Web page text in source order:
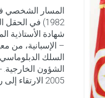
المسار الشخصي
شهادة الأستاذية
– الإسبانية، من
2005 الارتقاء إلى رتبة وزير مفوّض. - 2015 الارتقاء إلى درجة وزير [...]